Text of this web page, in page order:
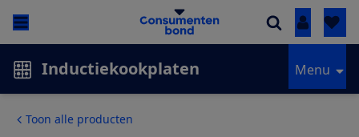
Inloggen
Inductiekookplaten Menu
Toon alle producten